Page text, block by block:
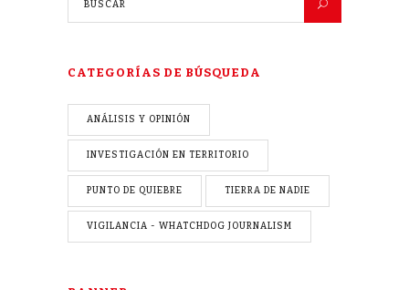
CATEGORÍAS DE BÚSQUEDA
ANÁLISIS Y OPINIÓN
INVESTIGACIÓN EN TERRITORIO
PUNTO DE QUIEBRE TIERRA DE NADIE
VIGILANCIA - WHATCHDOG JOURNALISM